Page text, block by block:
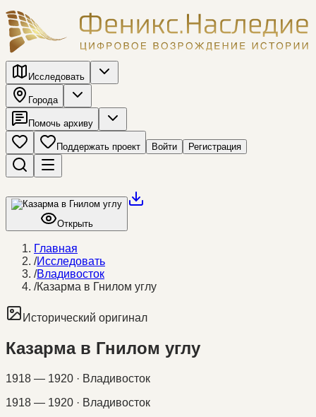
Исследовать
Города
Помочь архиву
Поддержать проект Войти Регистрация
Открыть
Главная
/Исследовать
/Владивосток
/Казарма в Гнилом углу
Исторический оригинал
Казарма в Гнилом углу
1918 — 1920 · Владивосток
1918 — 1920 · Владивосток